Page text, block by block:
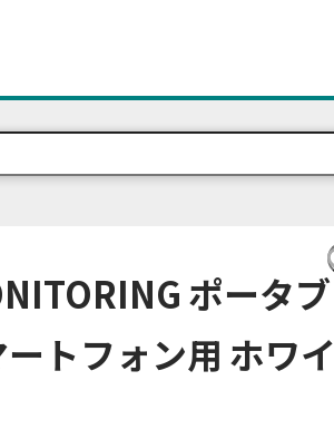
ポータブ
トフォン用 ホワイ